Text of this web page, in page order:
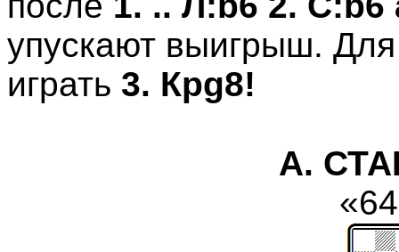
упускают выигрыш.
играть 3. Крg8!
А.